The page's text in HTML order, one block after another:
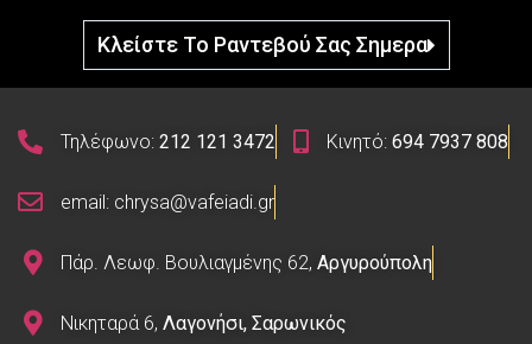
Κλείστε Το Ραντεβού Σας Σημερα
Τηλέφωνο:212 121 3472 Κινητό: 694 7937 808
email: chrysa@vafeiadi.gr
Πάρ. Λεωφ. Βουλιαγμένης 62,Αργυρούπολη
Νικηταρά 6,Λαγονήσι, Σαρωνικός